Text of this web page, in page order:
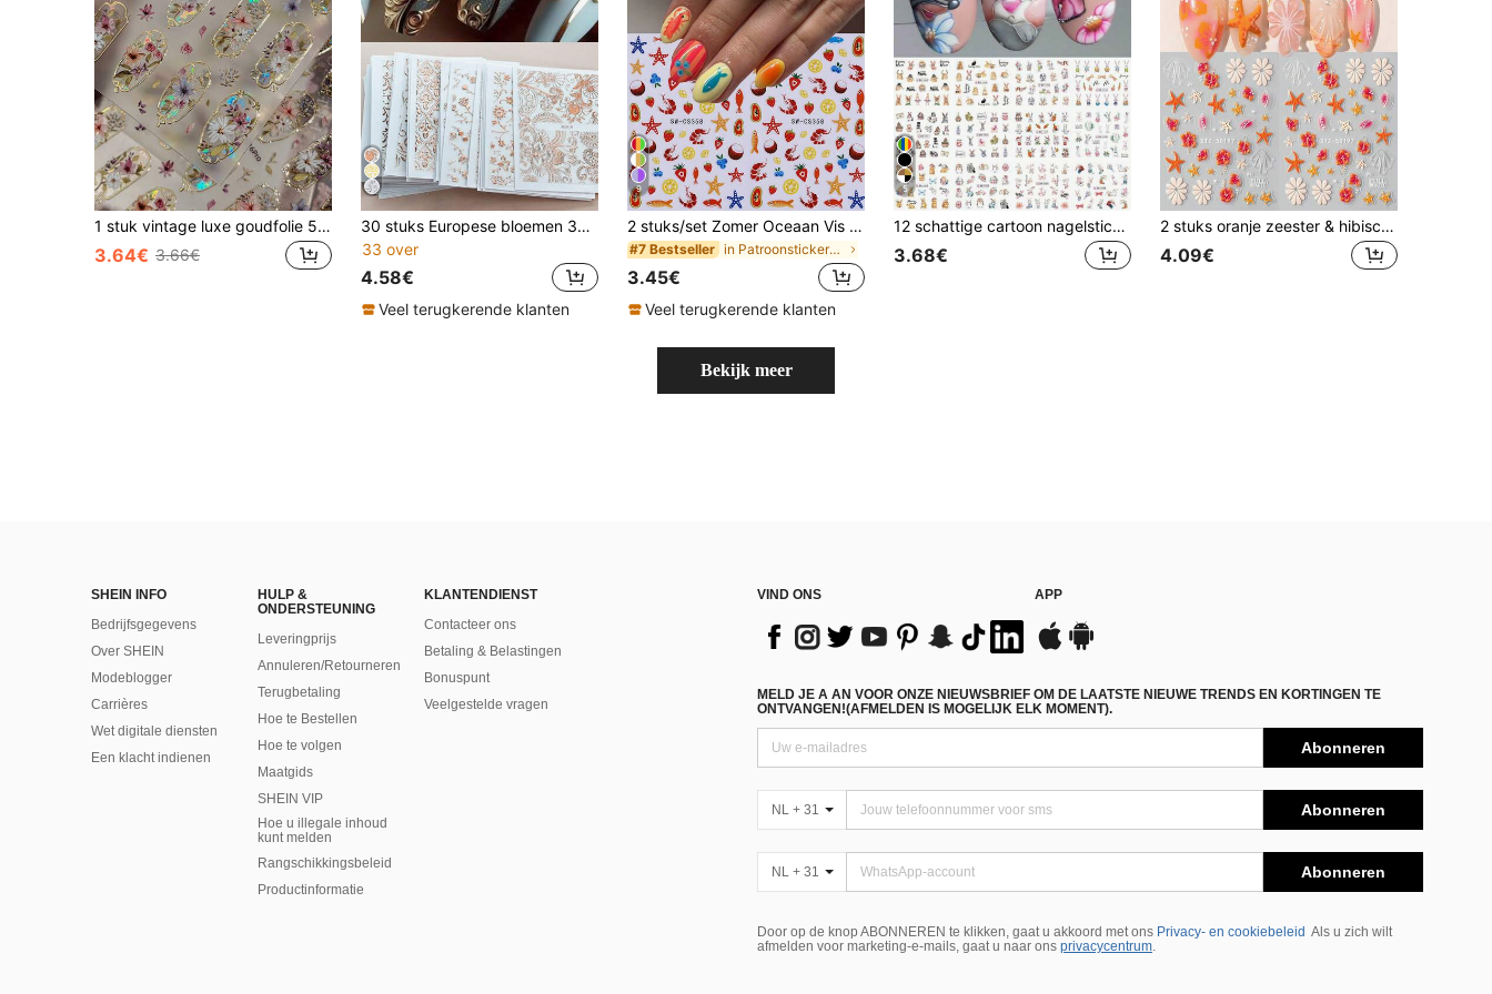
1 stuk vintage luxe goudfolie 5D reliëf zelfklevende DIY nagelkunststickers en decoraties - geschikt voor vrouwen en meisjes nagelbenodigdheden en nagelaccessoires - herfst/winter nagelkunst thuis salon
3.64€ 3.66€
30 stuks Europese bloemen 3D nagelstickers, zelfklevende roségouden kanten bloemen reliëf nagelstickers, asymmetrische geometrische glitterstickers, lente/zomer bloemen nageldecoraties, geschikt voor dames- en meisjesnagels.
33 over
4.58€
Veel terugkerende klanten
9
2 stuks/set Zomer Oceaan Vis & Fruit Nagelstickers, Schattige Zeester & Garnaal Oceaan Thema Zelfklevende Nagelkunst Decoraties DIY Nagelbenodigdheden
#7 Bestseller in Patroonstickers Decoratiestickers
3.45€
Veel terugkerende klanten
5
12 schattige cartoon nagelstickers met konijn, bloem, wortel en blad, water transfer nageldecoraties (niet zelfklevend)
3.68€
2 stuks oranje zeester & hibiscus zomer nagelstickers, 5D reliëf Hawaïaanse bloemblaadjes grapefruit golf vakantiestijl nageldecals, bruiloftfeest/vakantie nagelkunstbenodigdheden, DIY nageldecoratie
4.09€
Bekijk meer
SHEIN INFO
Bedrijfsgegevens
Over SHEIN
Modeblogger
Carrières
Wet digitale diensten
Een klacht indienen
HULP &
ONDERSTEUNING
Leveringprijs
Annuleren/Retourneren
Terugbetaling
Hoe te Bestellen
Hoe te volgen
Maatgids
SHEIN VIP
Hoe u illegale inhoud
kunt melden
Rangschikkingsbeleid
​Productinformatie
KLANTENDIENST
Contacteer ons
Betaling & Belastingen
Bonuspunt
Veelgestelde vragen
VIND ONS APP
MELD JE A AN VOOR ONZE NIEUWSBRIEF OM DE LAATSTE NIEUWE TRENDS EN KORTINGEN TE
ONTVANGEN!(AFMELDEN IS MOGELIJK ELK MOMENT).
Abonneren
NL + 31 Abonneren
NL + 31 Abonneren
Door op de knop ABONNEREN te klikken, gaat u akkoord met ons Privacy- en cookiebeleid Als u zich wilt
afmelden voor marketing-e-mails, gaat u naar ons privacycentrum.